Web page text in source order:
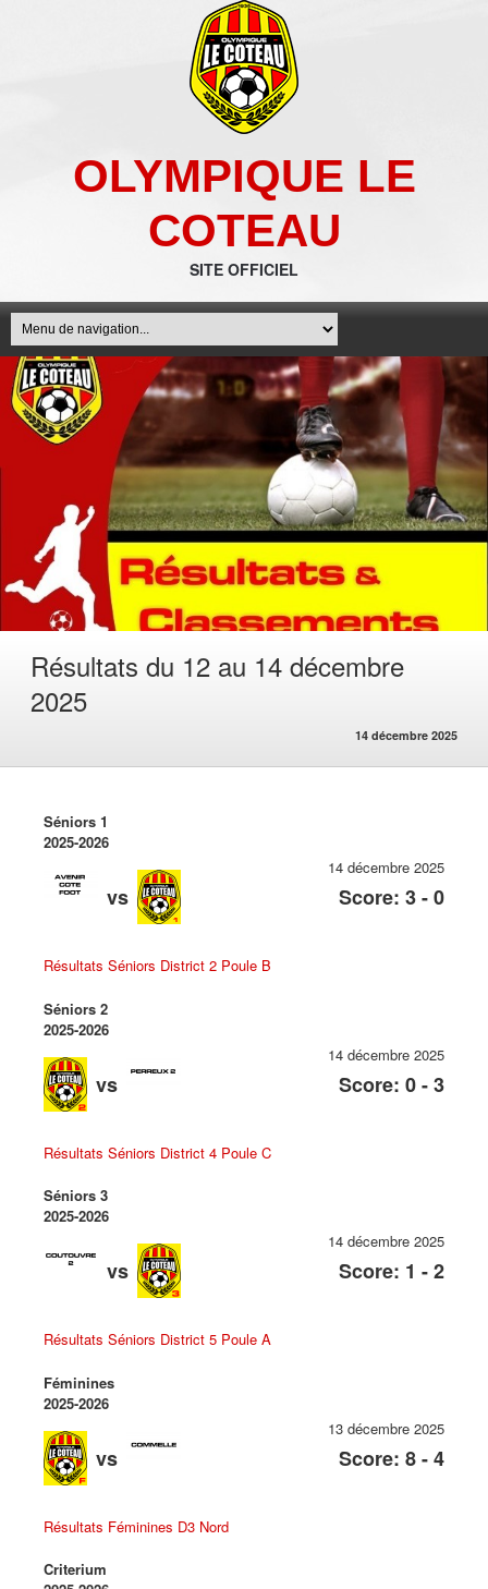
OLYMPIQUE LE
COTEAU
SITE OFFICIEL
Résultats du 12 au 14 décembre
2025
14 décembre 2025
Séniors 1
2025-2026
vs
14 décembre 2025
Score: 3 - 0
Résultats Séniors District 2 Poule B
Séniors 2
2025-2026
vs
14 décembre 2025
Score: 0 - 3
Résultats Séniors District 4 Poule C
Séniors 3
2025-2026
vs
14 décembre 2025
Score: 1 - 2
Résultats Séniors District 5 Poule A
Féminines
2025-2026
vs
13 décembre 2025
Score: 8 - 4
Résultats Féminines D3 Nord
Criterium